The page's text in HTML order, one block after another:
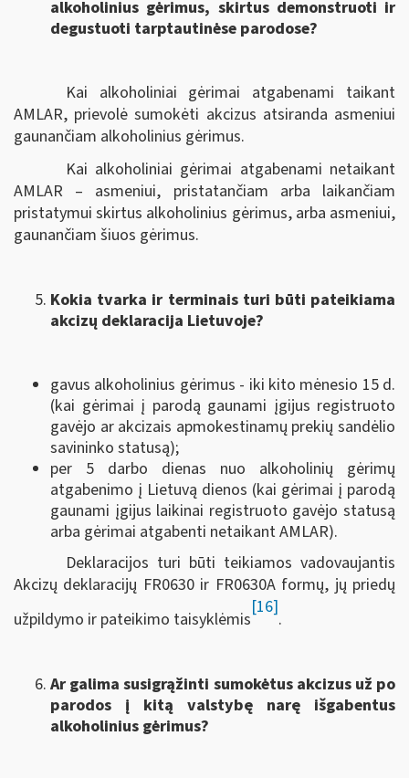
alkoholinius gėrimus, skirtus demonstruoti ir
degustuoti tarptautinėse parodose?
Kai alkoholiniai gėrimai atgabenami taikant
AMLAR, prievolė sumokėti akcizus atsiranda asmeniui
gaunančiam alkoholinius gėrimus.
Kai alkoholiniai gėrimai atgabenami netaikant
AMLAR – asmeniui, pristatančiam arba laikančiam
pristatymui skirtus alkoholinius gėrimus, arba asmeniui,
gaunančiam šiuos gėrimus.
Kokia tvarka ir terminais turi būti pateikiama
akcizų deklaracija Lietuvoje?
gavus alkoholinius gėrimus - iki kito mėnesio 15 d.
(kai gėrimai į parodą gaunami įgijus registruoto
gavėjo ar akcizais apmokestinamų prekių sandėlio
savininko statusą);
per 5 darbo dienas nuo alkoholinių gėrimų
atgabenimo į Lietuvą dienos (kai gėrimai į parodą
gaunami įgijus laikinai registruoto gavėjo statusą
arba gėrimai atgabenti netaikant AMLAR).
Deklaracijos turi būti teikiamos vadovaujantis
Akcizų deklaracijų FR0630 ir FR0630A formų, jų priedų
užpildymo ir pateikimo taisyklėmis
[16]
.
Ar galima susigrąžinti sumokėtus akcizus už po
parodos į kitą valstybę narę išgabentus
alkoholinius gėrimus?